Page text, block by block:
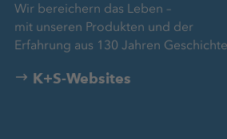
Wir bereichern das Leben –
mit unseren Produkten und der
Erfahrung aus 130 Jahren
K+S-Websites